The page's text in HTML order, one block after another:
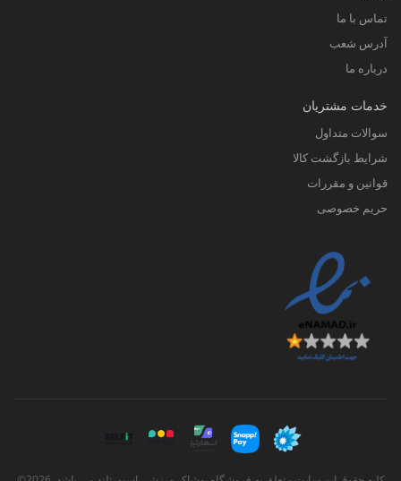
تماس با ما
آدرس شعب
درباره ما
خدمات مشتریان
سوالات متداول
شرایط بازگشت کالا
قوانین و مقررات
حریم خصوصی